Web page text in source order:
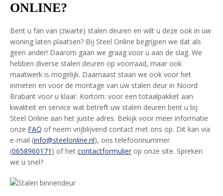
ONLINE?
Bent u fan van (zwarte) stalen deuren en wilt u deze ook in uw
woning laten plaatsen? Bij Steel Online begrijpen we dat als
geen ander! Daarom gaan we graag voor u aan de slag. We
hebben diverse stalen deuren op voorraad, maar ook
maatwerk is mogelijk. Daarnaast staan we ook voor het
inmeten en voor de montage van uw stalen deur in Noord
Brabant voor u klaar. Kortom: voor een totaalpakket aan
kwaliteit en service wat betreft uw stalen deuren bent u bij
Steel Online aan het juiste adres. Bekijk voor meer informatie
onze FAQ of neem vrijblijvend contact met ons op. Dit kan via
e-mail (info@steelonline.nl), ons telefoonnummer
(0658960171 ) of het contactformulier op onze site. Spreken
we u snel?